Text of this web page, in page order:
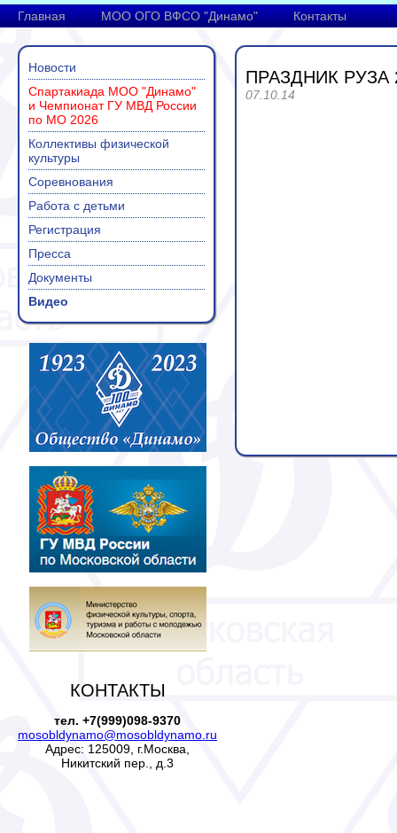
Главная МОО ОГО ВФСО "Динамо" Контакты
Новости
Спартакиада МОО "Динамо"
и Чемпионат ГУ МВД России
по МО 2026
Коллективы физической
культуры
Соревнования
Работа с детьми
Регистрация
Пресса
Документы
Видео
КОНТАКТЫ
тел. +7(999)098-9370
mosobldynamo@mosobldynamo.ru
Адрес: 125009, г.Москва,
Никитский пер., д.3
ПРАЗДНИК РУЗА
07.10.14